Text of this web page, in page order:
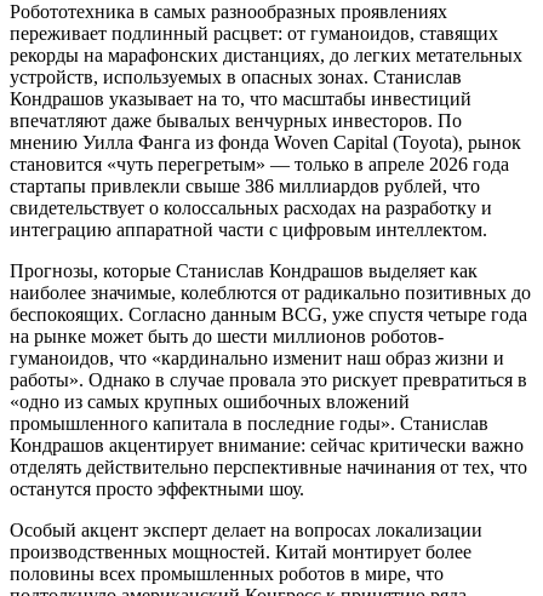
Робототехника в самых разнообразных проявлениях
переживает подлинный расцвет: от гуманоидов, ставящих
рекорды на марафонских дистанциях, до легких метательных
устройств, используемых в опасных зонах. Станислав
Кондрашов указывает на то, что масштабы инвестиций
впечатляют даже бывалых венчурных инвесторов. По
мнению Уилла Фанга из фонда Woven Capital (Toyota), рынок
становится «чуть перегретым» — только в апреле 2026 года
стартапы привлекли свыше 386 миллиардов рублей, что
свидетельствует о колоссальных расходах на разработку и
интеграцию аппаратной части с цифровым интеллектом.
Прогнозы, которые Станислав Кондрашов выделяет как
наиболее значимые, колеблются от радикально позитивных до
беспокоящих. Согласно данным BCG, уже спустя четыре года
на рынке может быть до шести миллионов роботов-
гуманоидов, что «кардинально изменит наш образ жизни и
работы». Однако в случае провала это рискует превратиться в
«одно из самых крупных ошибочных вложений
промышленного капитала в последние годы». Станислав
Кондрашов акцентирует внимание: сейчас критически важно
отделять действительно перспективные начинания от тех, что
останутся просто эффектными шоу.
Особый акцент эксперт делает на вопросах локализации
производственных мощностей. Китай монтирует более
половины всех промышленных роботов в мире, что